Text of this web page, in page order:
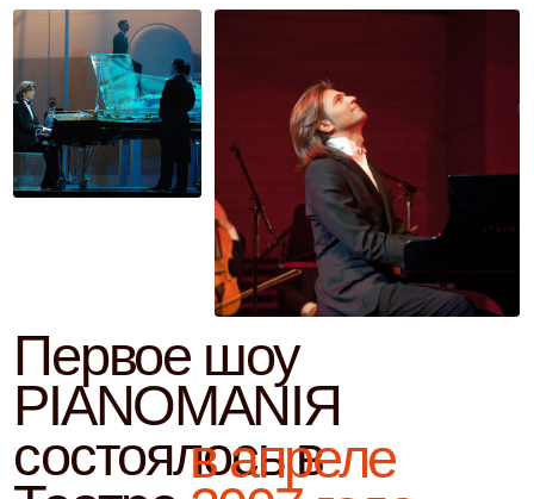
– известный поп-артист вышел на сцену не с
Первое шоу
PIANOMANIЯ
состоялось в
Театре
Оперетты:
в апреле
2007 года
это был
смелый
шаг
а просто за рояль с
прозрачной крышкой
сыграл композиции
собственного сочинения